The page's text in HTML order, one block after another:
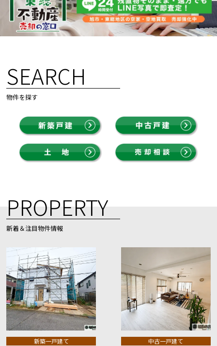
SEARCH
物件を探す
PROPERTY
新着＆注目物件情報
新築一戸建て 中古一戸建て